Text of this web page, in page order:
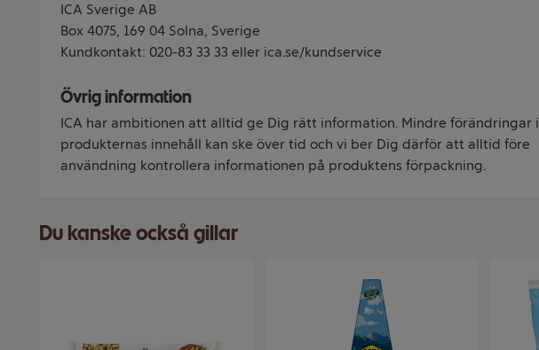
ICA Sverige AB
Box 4075, 169 04 Solna, Sverige
Kundkontakt: 020-83 33 33 eller ica.se/kundservice
Övrig information
ICA har ambitionen att alltid ge Dig rätt information. Mindre förändringar i
produkternas innehåll kan ske över tid och vi ber Dig därför att alltid före
användning kontrollera informationen på produktens förpackning.
Du kanske också gillar